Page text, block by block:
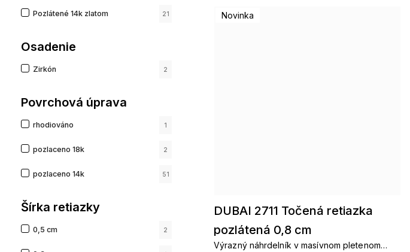
Pozlátené 14k zlatom 21
Osadenie
Zirkón 2
Povrchová úprava
rhodiováno 1
pozlaceno 18k 2
pozlaceno 14k 51
Šírka retiazky
0,5 cm 2
Novinka
DUBAI 2711 Točená retiazka
pozlátená 0,8 cm
Výrazný náhrdelník v masívnom pletenom